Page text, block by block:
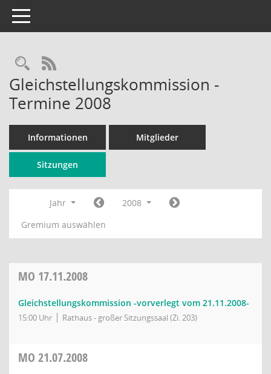
Toggle navigation
Rechercheauswahl
RSS-Feed
Gleichstellungskommission -
Termine 2008
Informationen Mitglieder
Sitzungen
Jahr
2008
Gremium auswählen
MO 17.11.2008
Gleichstellungskommission -vorverlegt vom 21.11.2008-
15:00 Uhr Rathaus - großer Sitzungssaal (Zi. 203)
MO 21.07.2008